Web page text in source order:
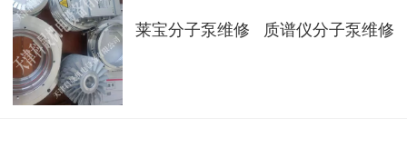
莱宝分子泵维修 质谱仪分子泵维修